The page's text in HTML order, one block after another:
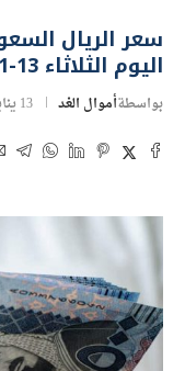
سعر الريال
اليوم الثلاثاء 13-1-2026
بواسطةأموال الغد 13 يناير 2026 | 3:45 م